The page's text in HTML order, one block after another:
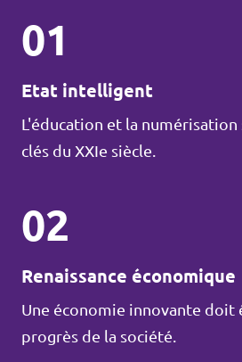
01
Etat intelligent
L'éducation et la
clés du XXIe siècle.
02
Renaissance économique
Une économie innovante doit
progrès de la société.